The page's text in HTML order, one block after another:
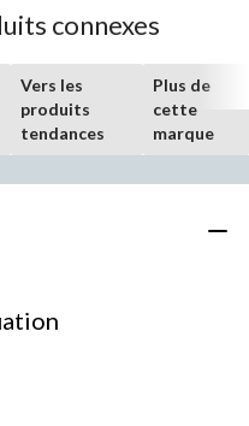
connexes
Vers les
produits
tendances
Plus de
cette
marque